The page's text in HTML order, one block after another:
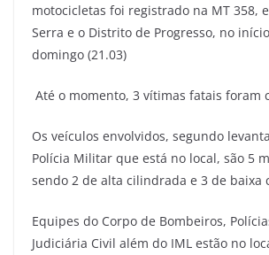
motocicletas foi registrado na MT 358,
Serra e o Distrito de Progresso, no
domingo (21.03)
Até o momento, 3 vítimas fatais foram
Os veículos envolvidos, segundo
Polícia Militar que está no local, são 5
sendo 2 de alta cilindrada e 3 de baixa
Equipes do Corpo de Bombeiros,
Judiciária Civil além do IML estão no